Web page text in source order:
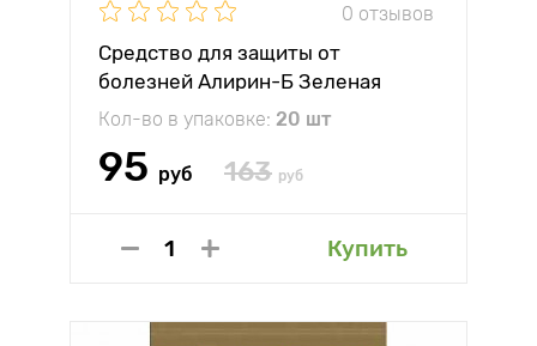
0 отзывов
Средство для защиты от
болезней Алирин-Б Зеленая
Аптека
Кол-во в упаковке: 20 шт
95 руб 163 руб
Купить